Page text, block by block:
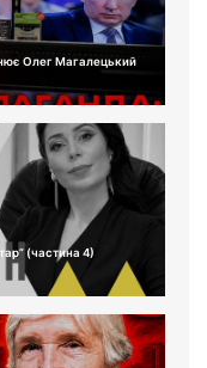
Олег Магалецький
(частина 4)